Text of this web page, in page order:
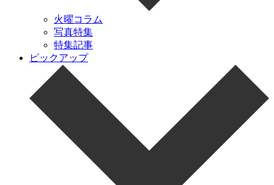
火曜コラム
写真特集
特集記事
ピックアップ